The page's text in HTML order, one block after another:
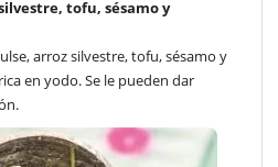
tofu, sésamo y
arroz silvestre, tofu, sésamo y
en yodo. Se le pueden dar